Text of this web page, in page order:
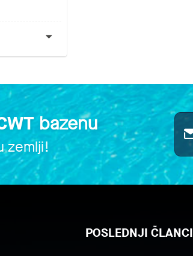
bazenu
zemlji!
POSLEDNJI ČLANCI